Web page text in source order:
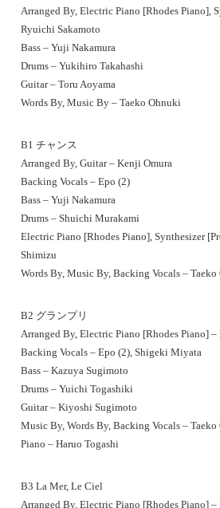
Arranged By, Electric Piano [Rhodes Piano],
Ryuichi Sakamoto
Bass – Yuji Nakamura
Drums – Yukihiro Takahashi
Guitar – Toru Aoyama
Words By, Music By – Taeko Ohnuki
B1 チャンス
Arranged By, Guitar – Kenji Omura
Backing Vocals – Epo (2)
Bass – Yuji Nakamura
Drums – Shuichi Murakami
Electric Piano [Rhodes Piano], Synthesizer
Shimizu
Words By, Music By, Backing Vocals –
B2 グランプリ
Arranged By, Electric Piano [Rhodes Piano]
Backing Vocals – Epo (2), Shigeki Miyata
Bass – Kazuya Sugimoto
Drums – Yuichi Togashiki
Guitar – Kiyoshi Sugimoto
Music By, Words By, Backing Vocals –
Piano – Haruo Togashi
B3 La Mer, Le Ciel
Arranged By, Electric Piano [Rhodes Piano]